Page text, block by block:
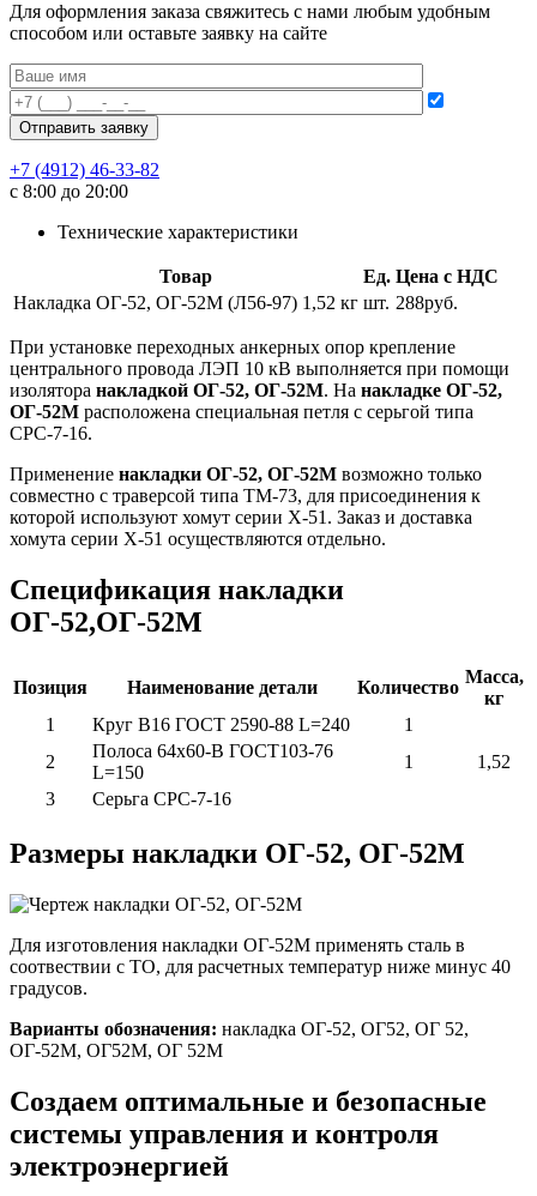
Для оформления заказа свяжитесь с нами любым удобным
способом или оставьте заявку на сайте
+7 (4912) 46-33-82
с 8:00 до 20:00
Технические характеристики
Товар Ед. Цена с НДС
Накладка ОГ-52, ОГ-52М (Л56-97) 1,52 кг шт. 288руб.
При установке переходных анкерных опор крепление
центрального провода ЛЭП 10 кВ выполняется при помощи
изолятора накладкой ОГ-52, ОГ-52М. На накладке ОГ-52,
ОГ-52М расположена специальная петля с серьгой типа
СРС-7-16.
Применение накладки ОГ-52, ОГ-52М возможно только
совместно с траверсой типа ТМ-73, для присоединения к
которой используют хомут серии Х-51. Заказ и доставка
хомута серии Х-51 осуществляются отдельно.
Спецификация накладки
ОГ-52,ОГ-52М
Позиция Наименование детали Количество
Масса,
кг
1
Круг B16 ГОСТ 2590-88 L=240
1
1,52
2
Полоса 64х60-В ГОСТ103-76
L=150
1
3
Серьга СРС-7-16
Размеры накладки ОГ-52, ОГ-52М
Для изготовления накладки ОГ-52М применять сталь в
соотвествии с ТО, для расчетных температур ниже минус 40
градусов.
Варианты обозначения: накладка ОГ-52, ОГ52, ОГ 52,
ОГ-52М, ОГ52М, ОГ 52М
Создаем оптимальные и безопасные
системы управления и контроля
электроэнергией